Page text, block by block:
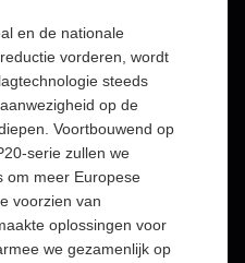
en de nationale
vorderen, wordt
steeds
op de
Voortbouwend op
serie zullen we
om meer Europese
voorzien van
oplossingen voor
we gezamenlijk op